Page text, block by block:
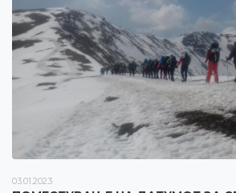
03.01.2023